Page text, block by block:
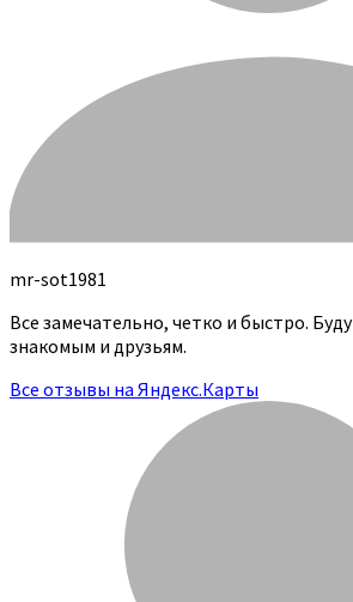
mr-sot1981
Все замечательно, четко и быстро.
знакомым и друзьям.
Все отзывы на Яндекс.Карты